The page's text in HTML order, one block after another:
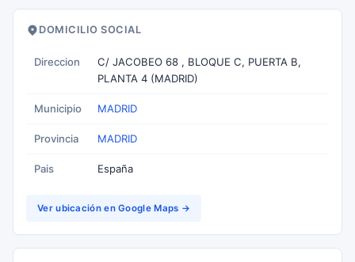
DOMICILIO SOCIAL
Direccion
C/ JACOBEO 68 , BLOQUE C, PUERTA B,
PLANTA 4 (MADRID)
Municipio MADRID
Provincia MADRID
Pais España
Ver ubicación en Google Maps →